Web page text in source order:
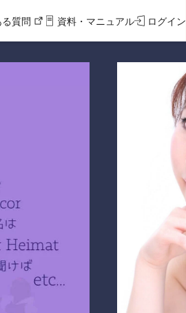
る質問 資料・マニュアル ログイン